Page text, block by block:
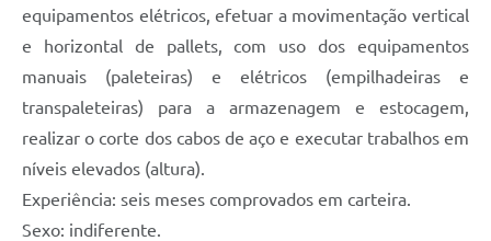
equipamentos elétricos, efetuar a movimentação vertical
e horizontal de pallets, com uso dos equipamentos
manuais (paleteiras) e elétricos (empilhadeiras e
transpaleteiras) para a armazenagem e estocagem,
realizar o corte dos cabos de aço e executar trabalhos em
níveis elevados (altura).
Experiência: seis meses comprovados em carteira.
Sexo: indiferente.